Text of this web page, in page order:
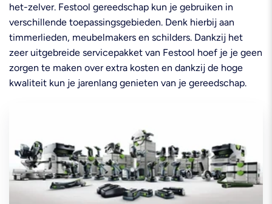
het-zelver. Festool gereedschap kun je gebruiken in
verschillende toepassingsgebieden. Denk hierbij aan
timmerlieden, meubelmakers en schilders. Dankzij het
zeer uitgebreide servicepakket van Festool hoef je je geen
zorgen te maken over extra kosten en dankzij de hoge
kwaliteit kun je jarenlang genieten van je gereedschap.